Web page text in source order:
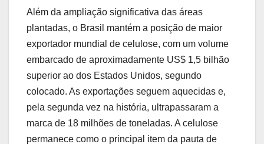
Além da ampliação significativa das áreas
plantadas, o Brasil mantém a posição de maior
exportador mundial de celulose, com um volume
embarcado de aproximadamente US$ 1,5 bilhão
superior ao dos Estados Unidos, segundo
colocado. As exportações seguem aquecidas e,
pela segunda vez na história, ultrapassaram a
marca de 18 milhões de toneladas. A celulose
permanece como o principal item da pauta de